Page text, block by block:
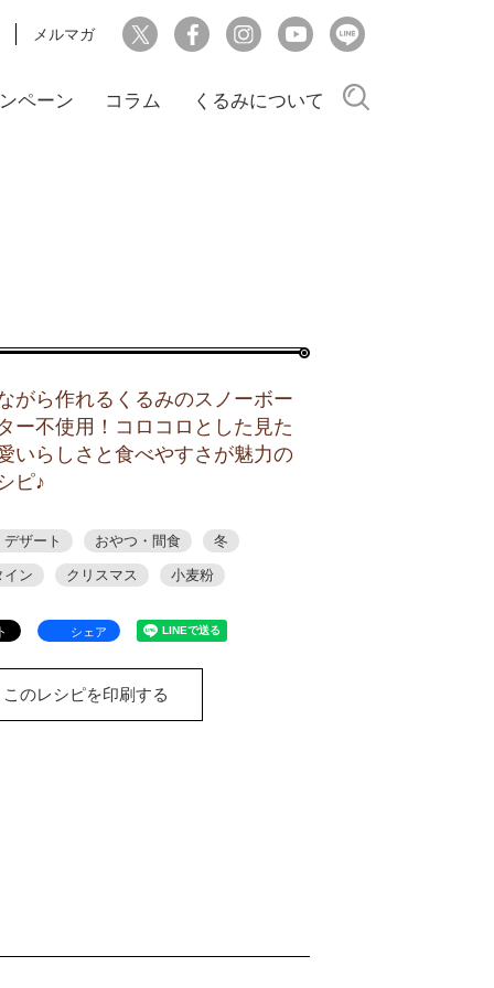
メルマガ
ペーン コラム くるみについて
がら作れるくるみのスノーボー
ー不使用！コロコロとした見た
いらしさと食べやすさが魅力の
ピ♪
ザート おやつ・間食 冬
イン クリスマス 小麦粉
シェア
このレシピを印刷する